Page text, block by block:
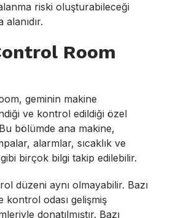
riski oluşturabileceği
Room
geminin makine
ve kontrol edildiği özel
bölümde ana makine,
alarmlar, sıcaklık ve
birçok bilgi takip edilebilir.
düzeni aynı olmayabilir. Bazı
kontrol odası gelişmiş
donatılmıştır. Bazı